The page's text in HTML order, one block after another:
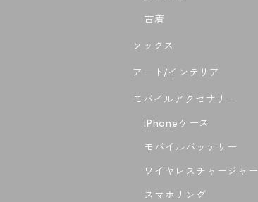
古着
ソックス
アート/インテリア
モバイルアクセサリー
iPhoneケース
モバイルバッテリー
ワイヤレスチャージャー
スマホリング